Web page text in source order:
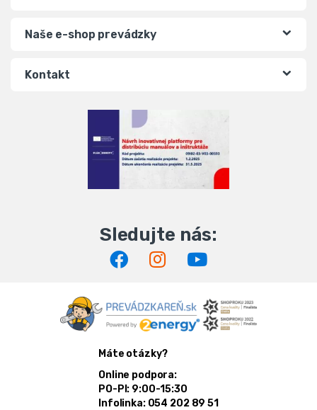
Naše e-shop prevádzky
Kontakt
Máte otázky?
Online podpora:
PO-PI: 9:00-15:30
Infolinka: 054 202 89 51